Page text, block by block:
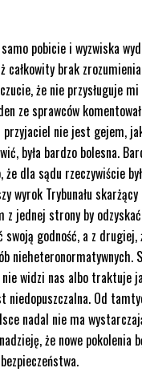
pobicie i wyzwiska
całkowity brak
że nie przysługuje
ze sprawców
przyjaciel nie jest gejem,
była bardzo bolesna.
że dla sądu rzeczywiście
wyrok Trybunału
z jednej strony by
godność, a z drugiej,
nieheteronormatywnych.
widzi nas albo traktuje
Od
nadal nie ma
że nowe pokolenia
.